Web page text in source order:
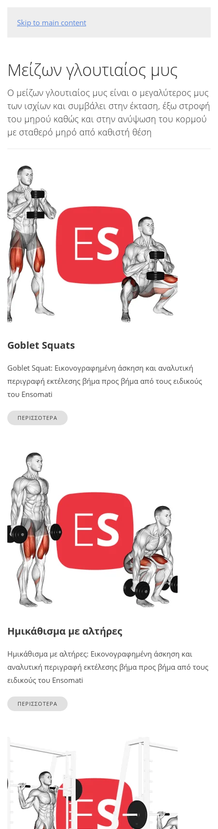
Skip to main content
Μείζων γλουτιαίος μυς
Ο μείζων γλουτιαίος μυς είναι ο μεγαλύτερος μυς
των ισχίων και συμβάλει στην έκταση, έξω στροφή
του μηρού καθώς και στην ανύψωση του κορμού
με σταθερό μηρό από καθιστή θέση
Goblet Squats
Goblet Squat: Εικονογραφημένη άσκηση και αναλυτική
περιγραφή εκτέλεσης βήμα προς βήμα από τους ειδικούς
του Ensomati
ΠΕΡΙΣΣΟΤΕΡΑ
Ημικάθισμα με αλτήρες
Ημικάθισμα με αλτήρες: Εικονογραφημένη άσκηση και
αναλυτική περιγραφή εκτέλεσης βήμα προς βήμα από τους
ειδικούς του Ensomati
ΠΕΡΙΣΣΟΤΕΡΑ